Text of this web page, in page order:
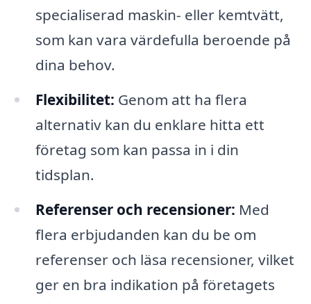
specialiserad maskin- eller kemtvätt,
som kan vara värdefulla beroende på
dina behov.
Flexibilitet: Genom att ha flera
alternativ kan du enklare hitta ett
företag som kan passa in i din
tidsplan.
Referenser och recensioner: Med
flera erbjudanden kan du be om
referenser och läsa recensioner, vilket
ger en bra indikation på företagets